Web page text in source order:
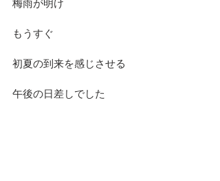
梅雨が明け
もうすぐ
初夏の到来を感じさせる
午後の日差しでした